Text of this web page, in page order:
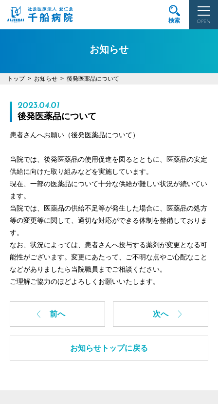
OPEN
検索
お知らせ
トップ お知らせ 後発医薬品について
2023.04.01
後発医薬品について
患者さんへお願い（後発医薬品について）
当院では、後発医薬品の使用促進を図るとともに、医薬品の安定
供給に向けた取り組みなどを実施しています。
現在、一部の医薬品について十分な供給が難しい状況が続いてい
ます。
当院では、医薬品の供給不足等が発生した場合に、医薬品の処方
等の変更等に関して、適切な対応ができる体制を整備しておりま
す。
なお、状況によっては、患者さんへ投与する薬剤が変更となる可
能性がございます。変更にあたって、ご不明な点やご心配なこと
などがありましたら当院職員までご相談ください。
ご理解ご協力のほどよろしくお願いいたします。
前へ
お知らせトップに戻る
次へ